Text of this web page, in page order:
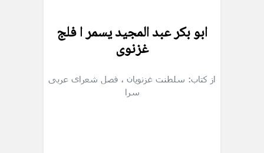
ابو بکر عبد المجید یسمر ا فلج
غزنوی
از کتاب: سلطنت غزنویان ، فصل شعرای عربی
سرا